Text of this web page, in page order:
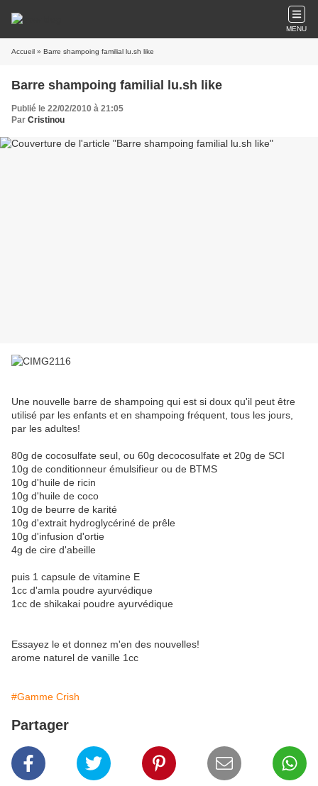
MENU
Accueil » Barre shampoing familial lu.sh like
Barre shampoing familial lu.sh like
Publié le 22/02/2010 à 21:05
Par Cristinou
Une nouvelle barre de shampoing qui est si doux qu'il peut être
utilisé par les enfants et en shampoing fréquent, tous les jours,
par les adultes!
80g de cocosulfate seul, ou 60g decocosulfate et 20g de SCI
10g de conditionneur émulsifieur ou de BTMS
10g d'huile de ricin
10g d'huile de coco
10g de beurre de karité
10g d'extrait hydroglycériné de prêle
10g d'infusion d'ortie
4g de cire d'abeille
puis 1 capsule de vitamine E
1cc d'amla poudre ayurvédique
1cc de shikakai poudre ayurvédique
Essayez le et donnez m'en des nouvelles!
arome naturel de vanille 1cc
#Gamme Crish
Partager